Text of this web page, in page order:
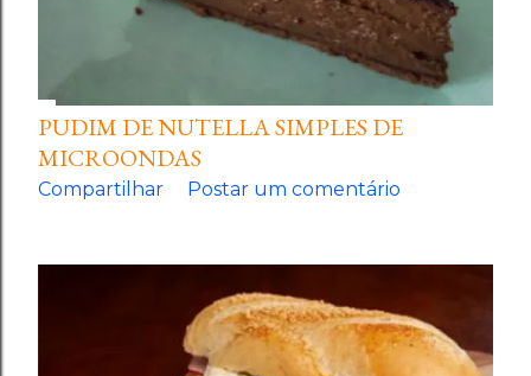
PUDIM DE NUTELLA SIMPLES DE
MICROONDAS
Compartilhar Postar um comentário